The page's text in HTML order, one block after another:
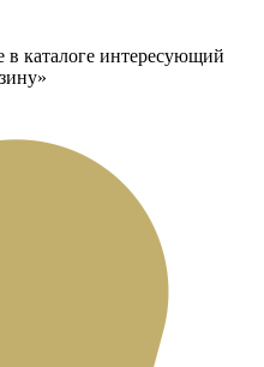
в каталоге интересующий